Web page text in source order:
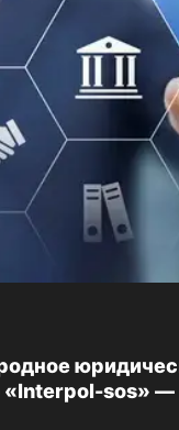
«Interpol-sos»